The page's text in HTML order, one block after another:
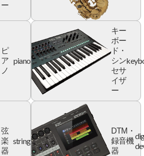
ー
ピ
ア
ノ
piano
キー
ボー
ド・
シン
セサ
イザ
ー
弦
楽
器
string
DTM・
録音機
器